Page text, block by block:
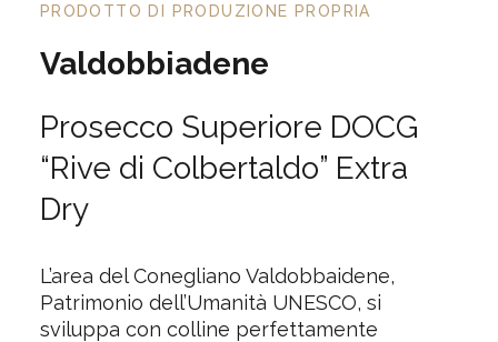
PRODOTTO DI PRODUZIONE PROPRIA
Valdobbiadene
Prosecco Superiore DOCG
“Rive di Colbertaldo” Extra
Dry
L’area del Conegliano Valdobbaidene,
Patrimonio dell’Umanità UNESCO, si
sviluppa con colline perfettamente